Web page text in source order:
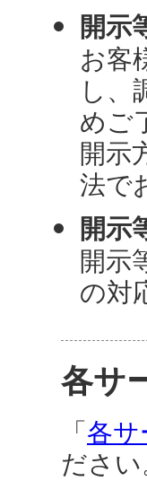
開示
お客
し、
めご
開示
法で
開示
開示
の対
各サ
「各
ださい